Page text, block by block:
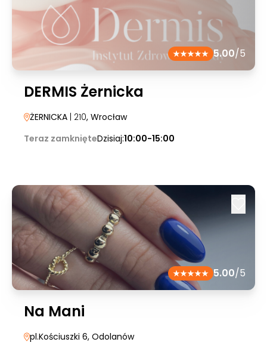
5.00/5
DERMIS Żernicka
ŻERNICKA | 210, Wrocław
Teraz zamknięteDzisiaj:10:00-15:00
5.00/5
Na Mani
pl.Kościuszki 6, Odolanów